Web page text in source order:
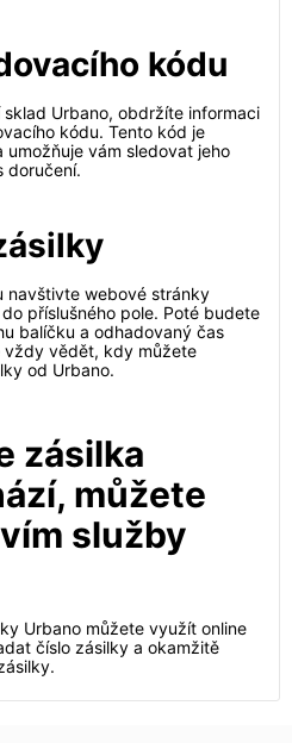
kódu
Urbano, obdržíte informaci
kódu. Tento kód je
vám sledovat jeho
doručení.
navštivte webové stránky
příslušného pole. Poté budete
balíčku a odhadovaný čas
vždy vědět, kdy můžete
od Urbano.
zásilka
můžete
služby
Urbano můžete využít online
číslo zásilky a okamžitě